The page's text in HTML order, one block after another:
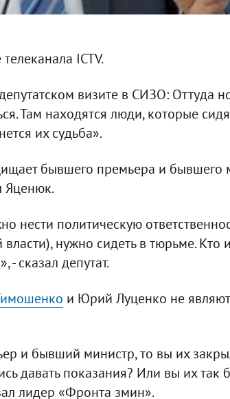
ICTV.
визите в СИЗО: Оттуда
Там находятся люди, которые
их судьба».
бывшего премьера и бывшего
Яценюк.
нести политическую
нужно сидеть в тюрьме. Кто
- сказал депутат.
и Юрий Луценко не
и бывший министр, то вы их
давать показания? Или вы их так
лидер «Фронта змин».